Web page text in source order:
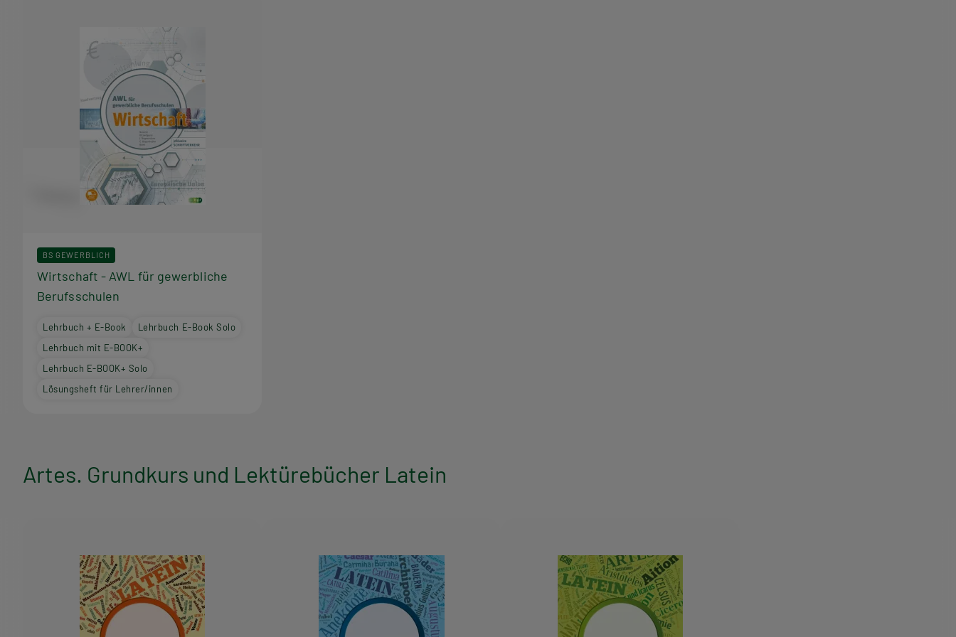
BS GEWERBLICH
Wirtschaft - AWL für gewerbliche
Berufsschulen
Lehrbuch + E-Book
Lehrbuch E-Book Solo
Lehrbuch mit E-BOOK+
Lehrbuch E-BOOK+ Solo
Lösungsheft für Lehrer/innen
Artes. Grundkurs und Lektürebücher Latein